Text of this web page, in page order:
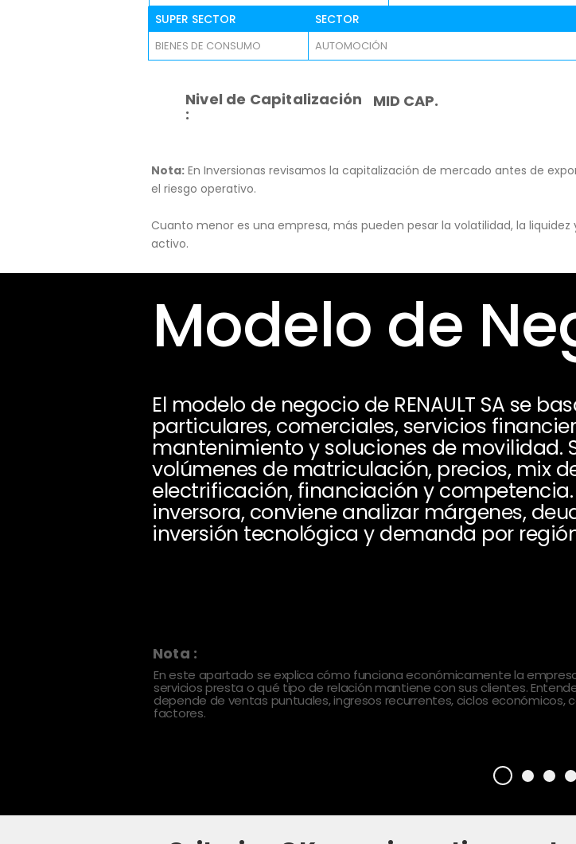
SUPER SECTOR SECTOR
BIENES DE CONSUMO AUTOMOCIÓN
Nivel de Capitalización
:
MID CAP.
Nota: En Inversionas revisamos la capitalización de mercado antes de
el riesgo operativo.
Cuanto menor es una empresa, más pueden pesar la volatilidad, la
activo.
Modelo de
El modelo de negocio de RENAULT SA se
particulares, comerciales, servicios
mantenimiento y soluciones de movilidad.
volúmenes de matriculación, precios, mix
electrificación, financiación y
inversora, conviene analizar márgenes,
inversión tecnológica y demanda por
Nota :
En este apartado se explica cómo funciona económicamente la
servicios presta o qué tipo de relación mantiene con sus clientes.
depende de ventas puntuales, ingresos recurrentes, ciclos
factores.